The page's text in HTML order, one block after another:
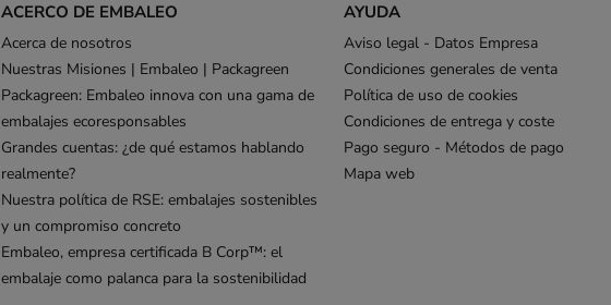
ACERCO DE EMBALEO
Acerca de nosotros
Nuestras Misiones | Embaleo | Packagreen
Packagreen: Embaleo innova con una gama de
embalajes ecoresponsables
Grandes cuentas: ¿de qué estamos hablando
realmente?
Nuestra política de RSE: embalajes sostenibles
y un compromiso concreto
Embaleo, empresa certificada B Corp™: el
embalaje como palanca para la sostenibilidad
AYUDA
Aviso legal - Datos Empresa
Condiciones generales de venta
Política de uso de cookies
Condiciones de entrega y coste
Pago seguro - Métodos de pago
Mapa web